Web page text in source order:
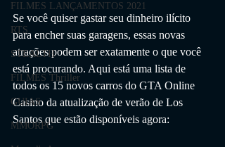
FILMES LANÇAMENTOS 2021
RTS
STEALTH
FILMES Thriller
GUIAS
MMORPG
Se você quiser gastar seu dinheiro ilícito
para encher suas garagens, essas novas
atrações podem ser exatamente o que você
está procurando. Aqui está uma lista de
todos os 15 novos carros do GTA Online
Casino da atualização de verão de Los
Santos que estão disponíveis agora: